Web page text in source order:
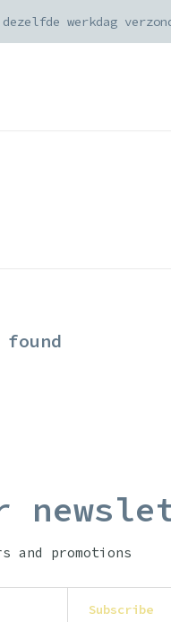
wordt met zorg
found
and promotions
Subscribe